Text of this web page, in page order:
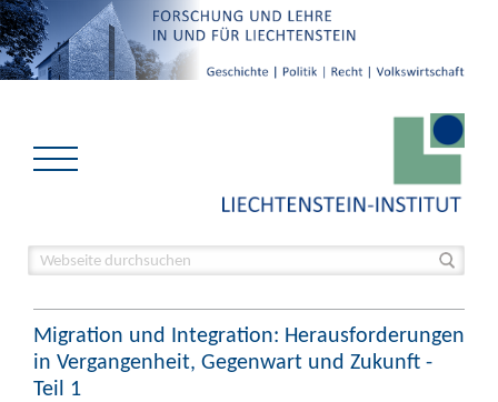
Migration und Integration: Herausforderungen
in Vergangenheit, Gegenwart und Zukunft -
Teil 1